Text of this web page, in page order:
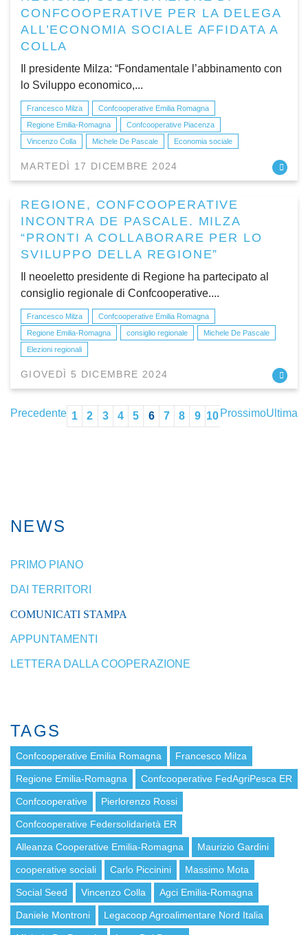
CONFCOOPERATIVE PER LA DELEGA
ALL’ECONOMIA SOCIALE AFFIDATA A
COLLA
Il presidente Milza: “Fondamentale l’abbinamento con
lo Sviluppo economico,...
Francesco Milza
Confcooperative Emilia Romagna
Regione Emilia-Romagna
Confcooperative Piacenza
Vincenzo Colla
Michele De Pascale Economia sociale
MARTEDÌ 17 DICEMBRE 2024
REGIONE, CONFCOOPERATIVE
INCONTRA DE PASCALE. MILZA
“PRONTI A COLLABORARE PER LO
SVILUPPO DELLA REGIONE”
Il neoeletto presidente di Regione ha partecipato al
consiglio regionale di Confcooperative....
Francesco Milza
Confcooperative Emilia Romagna
Regione Emilia-Romagna
consiglio regionale
Michele De Pascale
Elezioni regionali
GIOVEDÌ 5 DICEMBRE 2024
Precedente 1 2 3 4 5 6 7 8 9 10 ProssimoUltima
NEWS
PRIMO PIANO
DAI TERRITORI
COMUNICATI STAMPA
APPUNTAMENTI
LETTERA DALLA COOPERAZIONE
TAGS
Confcooperative Emilia Romagna Francesco Milza
Regione Emilia-Romagna Confcooperative FedAgriPesca ER
Confcooperative Pierlorenzo Rossi
Confcooperative Federsolidarietà ER
Alleanza Cooperative Emilia-Romagna Maurizio Gardini
cooperative sociali Carlo Piccinini Massimo Mota
Social Seed Vincenzo Colla Agci Emilia-Romagna
Daniele Montroni Legacoop Agroalimentare Nord Italia